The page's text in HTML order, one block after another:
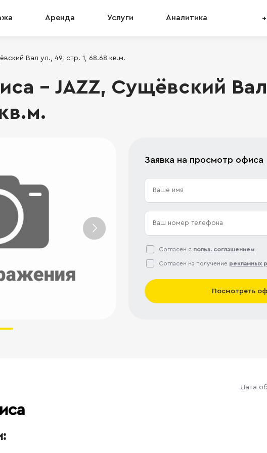
Аренда Услуги Аналитика
Вал ул., 49, стр. 1, 68.68 кв.м.
- JAZZ, Сущёвский
Заявка на просмотр офиса
Согласен с польз. соглашением
Согласен на получение рекламных
Посмотреть
Дата